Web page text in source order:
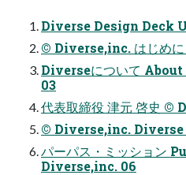
Diverse Design Deck
©︎ Diverse,inc. はじめ
Diverseについて
03
代表取締役 津元 啓史 ©︎
©︎ Diverse,inc.
パーパス・ミッション
Diverse,inc. 06